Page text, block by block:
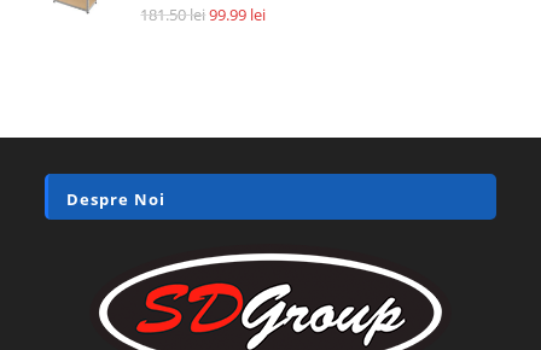
181.50lei99.99 lei
Despre Noi